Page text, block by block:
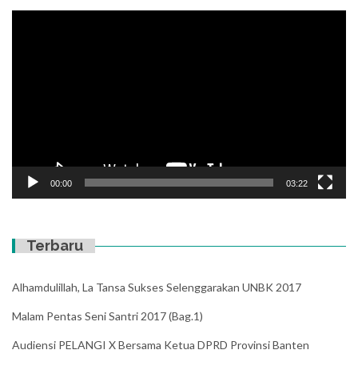
00:00 03:22
Terbaru
Alhamdulillah, La Tansa Sukses Selenggarakan UNBK 2017
Malam Pentas Seni Santri 2017 (Bag.1)
Audiensi PELANGI X Bersama Ketua DPRD Provinsi Banten